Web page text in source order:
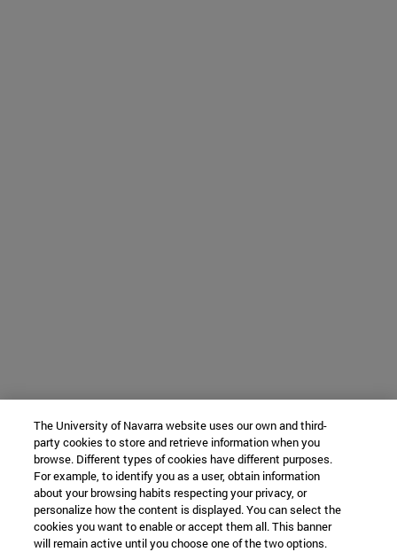
The University of Navarra website uses our own and third-
party cookies to store and retrieve information when you
browse. Different types of cookies have different purposes.
For example, to identify you as a user, obtain information
about your browsing habits respecting your privacy, or
personalize how the content is displayed. You can select the
cookies you want to enable or accept them all. This banner
will remain active until you choose one of the two options.